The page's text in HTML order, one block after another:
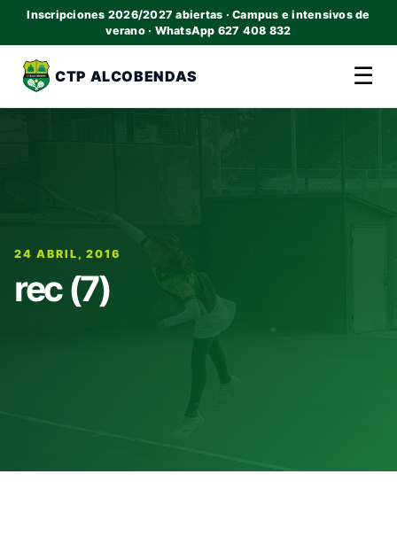
Inscripciones 2026/2027 abiertas · Campus e intensivos de
verano · WhatsApp 627 408 832
CTP ALCOBENDAS ☰
24 ABRIL, 2016
rec (7)